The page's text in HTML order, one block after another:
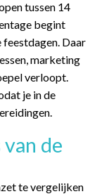
tussen 14
begint
Daar
marketing
verloopt.
je in de
de
te vergelijken